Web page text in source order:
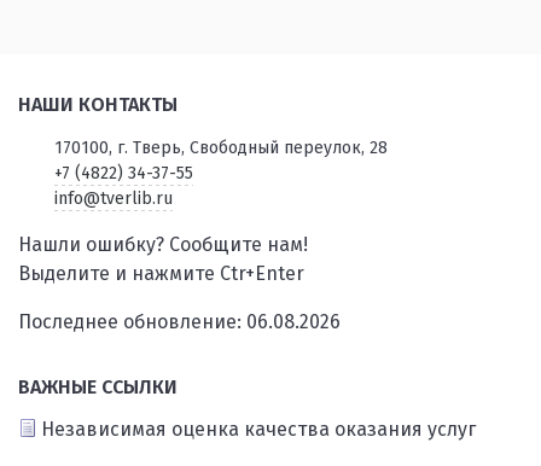
НАШИ КОНТАКТЫ
170100, г. Тверь, Свободный переулок, 28
+7 (4822) 34-37-55
info@tverlib.ru
Нашли ошибку? Сообщите нам!
Выделите и нажмите Ctr+Enter
Последнее обновление: 06.08.2026
ВАЖНЫЕ ССЫЛКИ
Независимая оценка качества оказания услуг